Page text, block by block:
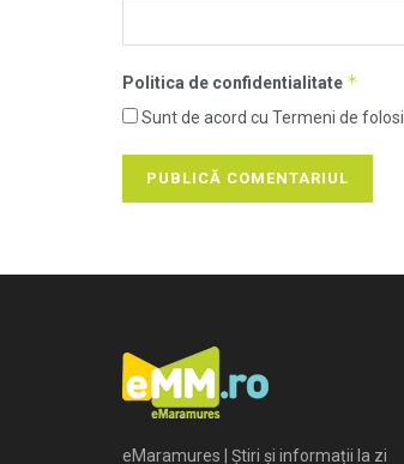
Politica de confidentialitate *
Sunt de acord cu Termeni de
eMaramures | Știri și informații la zi